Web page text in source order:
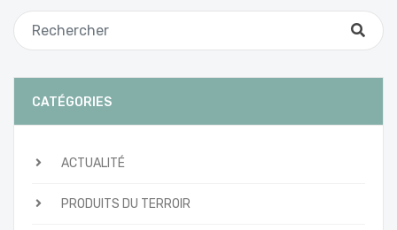
CATÉGORIES
ACTUALITÉ
PRODUITS DU TERROIR